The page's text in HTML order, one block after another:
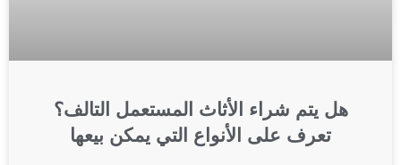
هل يتم شراء الأثاث المستعمل التالف؟
تعرف على الأنواع التي يمكن بيعها